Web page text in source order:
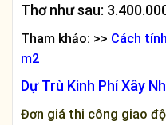
Thơ như sau:
Tham khảo: >> Cách
m2
Dự Trù Kinh Phí Xây
Đơn giá thi công giao